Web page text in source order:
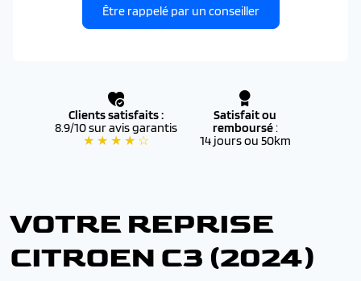
Être rappelé par un conseiller
Clients satisfaits :
8.9/10 sur avis garantis
★ ★ ★ ★ ☆
Satisfait ou
remboursé:
14 jours ou 50km
VOTRE REPRISE
CITROEN C3 (2024)